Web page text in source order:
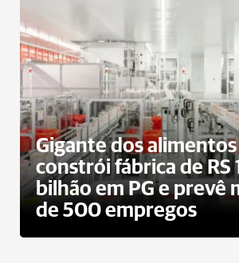
Gigante dos alimentos
constrói fábrica de RS 1
bilhão em PG e prevê
de 500 empregos